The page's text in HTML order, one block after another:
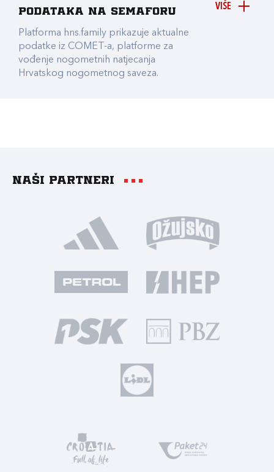
VIŠE
podataka na Semaforu
Platforma hns.family prikazuje aktualne
podatke iz COMET-a, platforme za
vođenje nogometnih natjecanja
Hrvatskog nogometnog saveza.
Naši partneri